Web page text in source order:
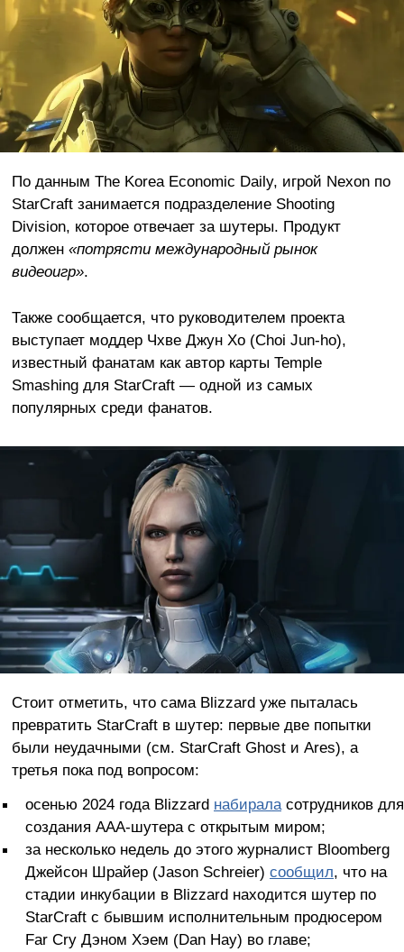
По данным The Korea Economic Daily, игрой Nexon по
StarCraft занимается подразделение Shooting
Division, которое отвечает за шутеры. Продукт
должен «потрясти международный рынок
видеоигр».
Также сообщается, что руководителем проекта
выступает моддер Чхве Джун Хо (Choi Jun-ho),
известный фанатам как автор карты Temple
Smashing для StarCraft — одной из самых
популярных среди фанатов.
Стоит отметить, что сама Blizzard уже пыталась
превратить StarCraft в шутер: первые две попытки
были неудачными (см. StarCraft Ghost и Ares), а
третья пока под вопросом:
осенью 2024 года Blizzard набираласотрудников для
создания AAA-шутера с открытым миром;
за несколько недель до этого журналист Bloomberg
Джейсон Шрайер (Jason Schreier) сообщил, что на
стадии инкубации в Blizzard находится шутер по
StarCraft с бывшим исполнительным продюсером
Far Cry Дэном Хэем (Dan Hay) во главе;